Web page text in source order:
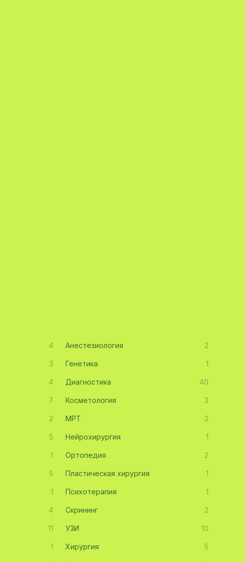
4 Анестезиология 2
3 Генетика 1
4 Диагностика 40
7 Косметология 3
2 МРТ 2
5 Нейрохирургия 1
1 Ортопедия 2
5 Пластическая хирургия 1
1 Психотерапия 1
4 Скрининг 2
11 УЗИ 10
1 Хирургия 5